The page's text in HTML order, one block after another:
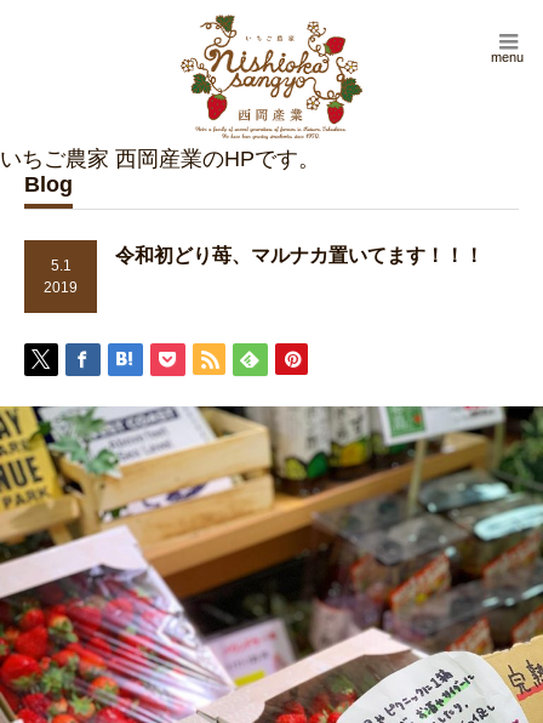
menu
Blog
5.1
2019
令和初どり苺、マルナカ置いてます！！！